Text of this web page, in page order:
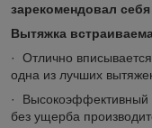
зарекомендовал
Вытяжка
· Отлично
одна из лучших
· Высокоэффективный
без ущерба